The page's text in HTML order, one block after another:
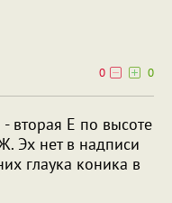
0
0
вторая Е по высоте
Эх нет в надписи
глаука коника в